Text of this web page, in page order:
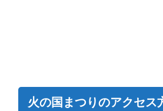
火の国まつりのアクセス